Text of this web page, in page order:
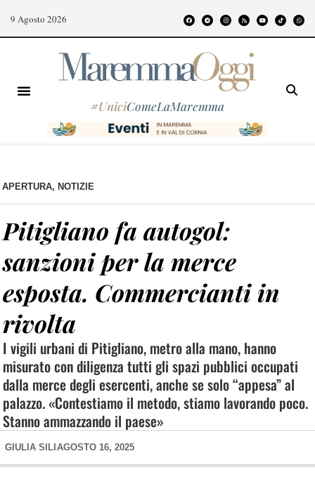
9 Agosto 2026
#UniciComeLaMaremma
APERTURA, NOTIZIE
Pitigliano fa autogol:
sanzioni per la merce
esposta. Commercianti in
rivolta
I vigili urbani di Pitigliano, metro alla mano, hanno
misurato con diligenza tutti gli spazi pubblici occupati
dalla merce degli esercenti, anche se solo “appesa” al
palazzo. «Contestiamo il metodo, stiamo lavorando poco.
Stanno ammazzando il paese»
GIULIA SILI AGOSTO 16, 2025